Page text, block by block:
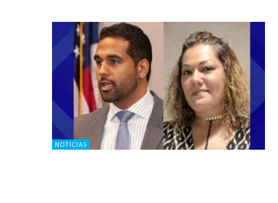
NOTICIAS